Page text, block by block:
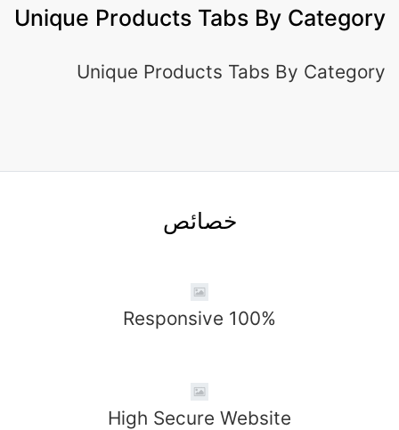
Unique Products Tabs By Category
Unique Products Tabs By Category
خصائص
100% Responsive
High Secure Website